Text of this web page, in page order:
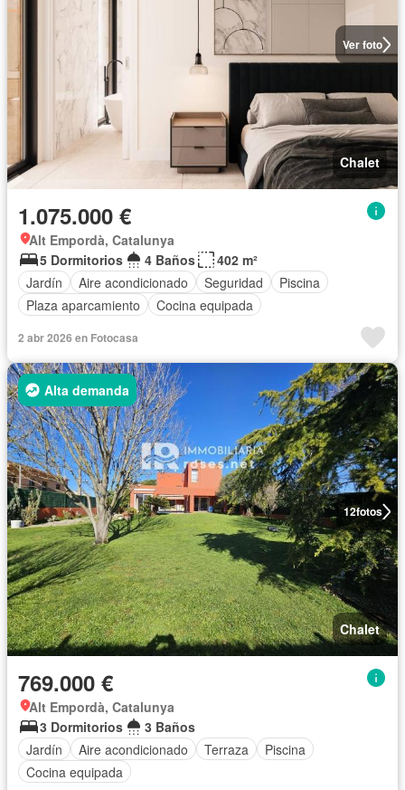
Ver foto
Chalet
1.075.000 €
Alt Empordà, Catalunya
5 Dormitorios
4 Baños
402 m²
Jardín
Aire acondicionado Seguridad
Piscina
Plaza aparcamiento
Cocina equipada
2 abr 2026 en Fotocasa
12fotos
Alta demanda
Chalet
769.000 €
Alt Empordà, Catalunya
3 Dormitorios
3 Baños
Jardín
Aire acondicionado Terraza
Piscina
Cocina equipada